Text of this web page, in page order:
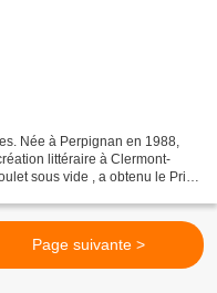
Née à Perpignan en 1988,
littéraire à Clermont-
sous vide , a obtenu le Prix
Page suivante >